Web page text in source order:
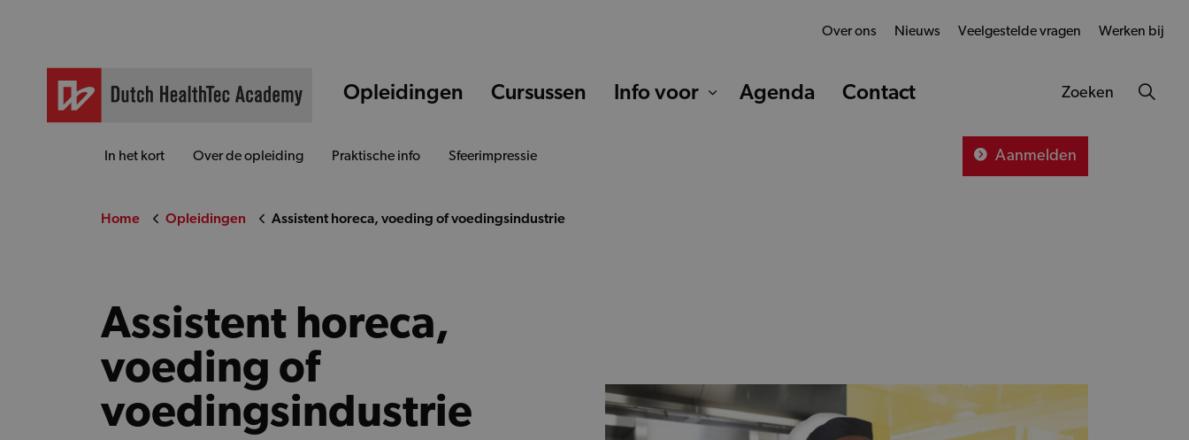
Opleidingen Cursussen Info voor Agenda Contact
Over ons Nieuws Veelgestelde vragen Werken bij
Zoeken
In het kort Over de opleiding Praktische info Sfeerimpressie Aanmelden
Home Opleidingen Assistent horeca, voeding of voedingsindustrie
Assistent horeca,
voeding of
voedingsindustrie